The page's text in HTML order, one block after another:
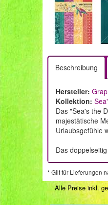
Beschreibung
Hersteller:
Kollektion:
Das "Sea's the
majestätische
Urlaubsgefühle
Das
* Gilt für Lieferungen
Alle Preise inkl.